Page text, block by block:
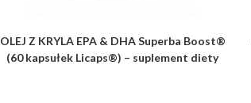
OLEJ Z KRYLA EPA & DHA Superba Boost®
(60 kapsułek Licaps®) – suplement diety